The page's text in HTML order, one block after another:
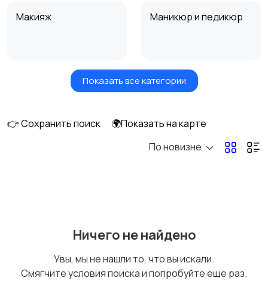
Макияж Маникюр и педикюр
Товары для здоровья Парфюмерия
Уход за кожей
Показать все категории
👉 Сохранить поиск
🌍Показать на карте
По новизне
Ничего не найдено
Увы, мы не нашли то, что вы искали.
Смягчите условия поиска и попробуйте еще раз.